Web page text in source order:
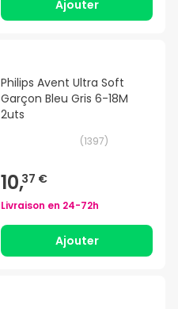
Ajouter
Philips Avent Ultra Soft
Garçon Bleu Gris 6-18M
2uts
(1397)
10,37 €
Livraison en 24-72h
Ajouter